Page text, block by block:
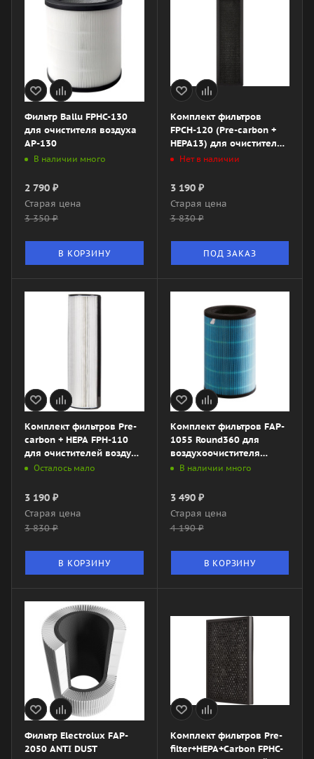
Фильтр Ballu FPHC-130
для очистителя воздуха
AP-130
В наличии много
2 790 ₽
Старая цена
3 350₽
В КОРЗИНУ
Комплект фильтров
FPСH-120 (Pre-carbon +
HEPA13) для очистителя
воздуха Ballu AP-120
Нет в наличии
3 190₽
Старая цена
3 830₽
ПОД ЗАКАЗ
Комплект фильтров Pre-
carbon + HEPA FРH-110
для очистителей воздуха
Ballu AP-110
Осталось мало
3 190 ₽
Старая цена
3 830₽
В КОРЗИНУ
Комплект фильтров FAP-
1055 Round360 для
воздухоочистителя
Electrolux EAP-1055D
В наличии много
3 490₽
Старая цена
4 190₽
В КОРЗИНУ
Фильтр Electrolux FAP-
2050 ANTI DUST
Комплект фильтров Pre-
filter+HEPA+Carbon FPHC-